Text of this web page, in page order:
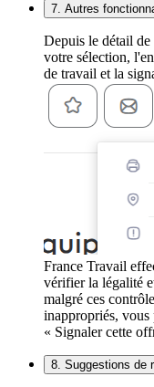
7. Autres
Depuis le détail
votre sélection,
de travail et la
France Travail
vérifier la légalité
malgré ces
inappropriés, vous
« Signaler cette
8. Suggestions de